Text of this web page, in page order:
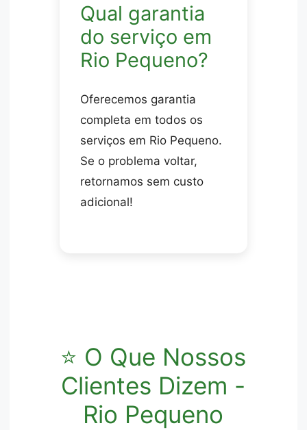
Qual garantia
do serviço em
Rio Pequeno?
Oferecemos garantia
completa em todos os
serviços em Rio Pequeno.
Se o problema voltar,
retornamos sem custo
adicional!
⭐ O Que Nossos
Clientes Dizem -
Rio Pequeno